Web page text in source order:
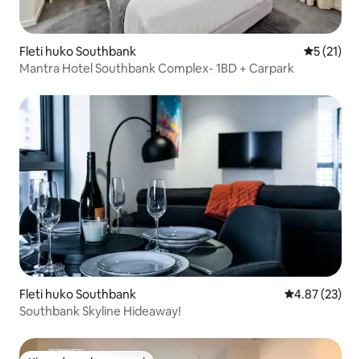
Fleti huko Southbank Ukadiriaji
5 (21)
Mantra Hotel Southbank Complex- 1BD + Carpark
Fleti huko Southbank Ukadiriaji wa
4.87 (23)
Southbank Skyline Hideaway!